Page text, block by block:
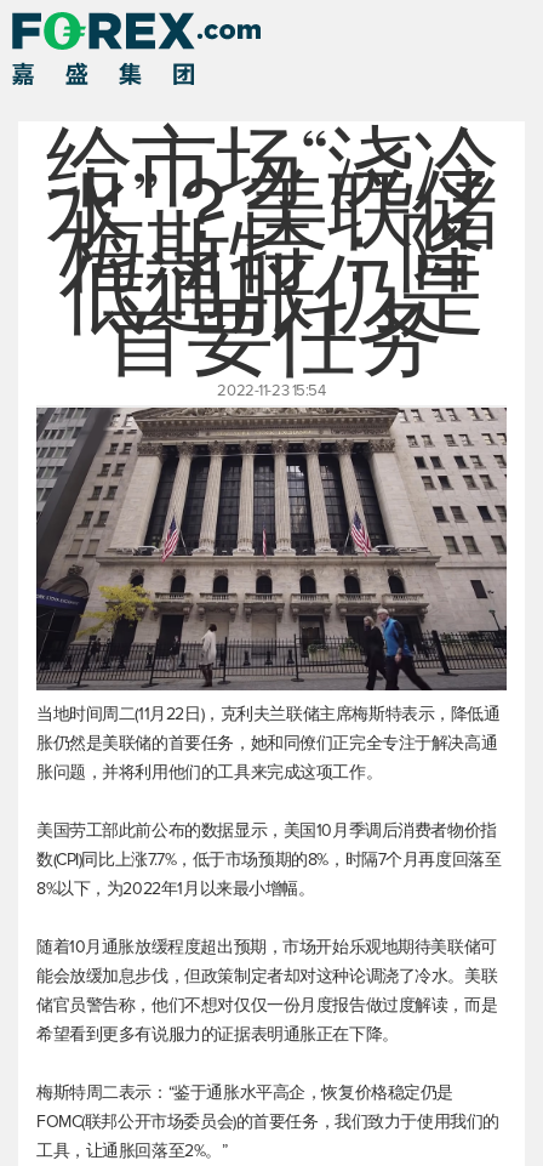
给市场“浇冷
水”？美联储
梅斯特：降
低通胀仍是
首要任务
2022-11-23 15:54
当地时间周二(11月22日)，克利夫兰联储主席梅斯特表示，降低通
胀仍然是美联储的首要任务，她和同僚们正完全专注于解决高通
胀问题，并将利用他们的工具来完成这项工作。
美国劳工部此前公布的数据显示，美国10月季调后消费者物价指
数(CPI)同比上涨7.7%，低于市场预期的8%，时隔7个月再度回落至
8%以下，为2022年1月以来最小增幅。
随着10月通胀放缓程度超出预期，市场开始乐观地期待美联储可
能会放缓加息步伐，但政策制定者却对这种论调浇了冷水。美联
储官员警告称，他们不想对仅仅一份月度报告做过度解读，而是
希望看到更多有说服力的证据表明通胀正在下降。
梅斯特周二表示：“鉴于通胀水平高企，恢复价格稳定仍是
FOMC(联邦公开市场委员会)的首要任务，我们致力于使用我们的
工具，让通胀回落至2%。”